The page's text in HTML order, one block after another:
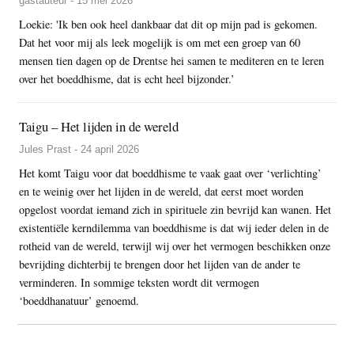
Loekie: 'Ik ben ook heel dankbaar dat dit op mijn pad is gekomen.
Dat het voor mij als leek mogelijk is om met een groep van 60
mensen tien dagen op de Drentse hei samen te mediteren en te leren
over het boeddhisme, dat is echt heel bijzonder.’
Taigu – Het lijden in de wereld
Jules Prast - 24 april 2026
Het komt Taigu voor dat boeddhisme te vaak gaat over ‘verlichting’
en te weinig over het lijden in de wereld, dat eerst moet worden
opgelost voordat iemand zich in spirituele zin bevrijd kan wanen. Het
existentiële kerndilemma van boeddhisme is dat wij ieder delen in de
rotheid van de wereld, terwijl wij over het vermogen beschikken onze
bevrijding dichterbij te brengen door het lijden van de ander te
verminderen. In sommige teksten wordt dit vermogen
‘boeddhanatuur’ genoemd.